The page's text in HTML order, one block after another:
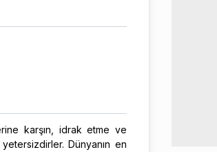
karşın, idrak etme ve
Dünyanın en